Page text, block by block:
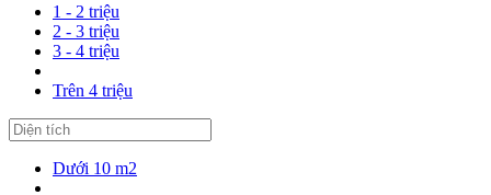
1 - 2 triệu
2 - 3 triệu
3 - 4 triệu
Trên 4 triệu
Dưới 10 m2